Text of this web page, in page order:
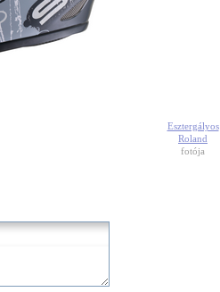
Esztergályos
Roland
fotója